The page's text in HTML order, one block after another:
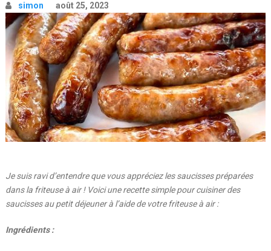
simon août 25, 2023
Je suis ravi d’entendre que vous appréciez les saucisses préparées
dans la friteuse à air ! Voici une recette simple pour cuisiner des
saucisses au petit déjeuner à l’aide de votre friteuse à air :
Ingrédients :